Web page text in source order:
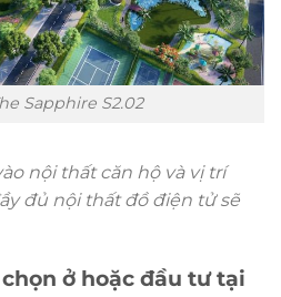
Sapphire S2.02
nội thất căn hộ và vị trí
đủ nội thất đồ điện tử sẽ
ở hoặc đầu tư tại